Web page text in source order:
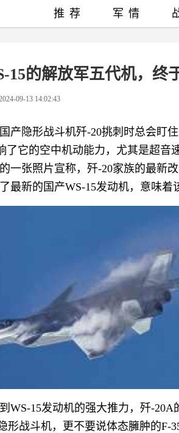
15的解放军五代机，终
09-13 14:02:43
产隐形战斗机歼-20挑刺时总会盯
了它的空中机动能力，尤其是超音
一张照片宣称，歼-20家族的最新
最新的国产WS-15发动机，意味着
WS-15发动机的强大推力，歼-
形战斗机，更不要说体态臃肿的F-
推荐 军情